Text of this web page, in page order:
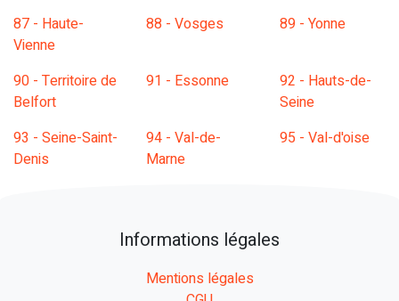
87 - Haute-
Vienne
88 - Vosges 89 - Yonne
90 - Territoire de
Belfort
91 - Essonne
92 - Hauts-de-
Seine
93 - Seine-Saint-
Denis
94 - Val-de-
Marne
95 - Val-d'oise
Informations légales
Mentions légales